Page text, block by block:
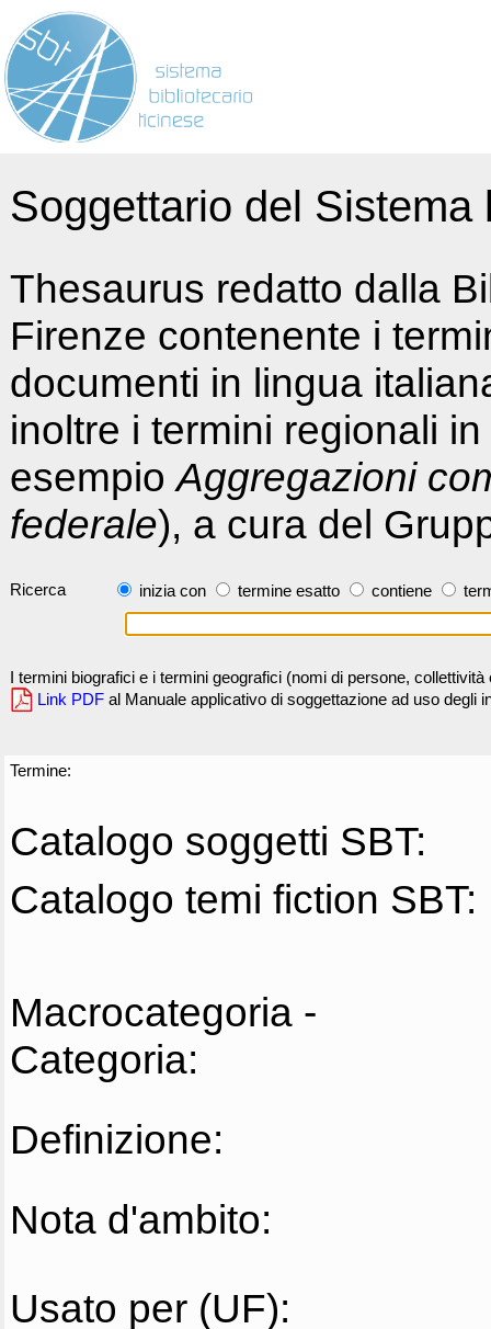
Soggettario del
Thesaurus redatto dalla
Firenze contenente i
documenti in lingua
inoltre i termini regionali
esempioAggregazioni
federale), a cura del
Ricerca inizia con termine esatto contiene
I termini biografici e i termini geografici (nomi di persone,
Link PDF al Manuale applicativo di soggettazione ad uso degli
Termine:
Catalogo soggetti SBT:
Catalogo temi fiction SBT:
Macrocategoria -
Categoria:
Definizione:
Nota d'ambito:
Usato per (UF):